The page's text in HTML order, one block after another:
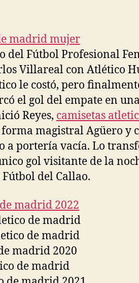
del Fútbol Profesional
Villareal con Atlético
le costó, pero
el gol del empate en
Reyes, camisetas
magistral Agüero y
a portería vacía. Lo
gol visitante de la
del Callao.